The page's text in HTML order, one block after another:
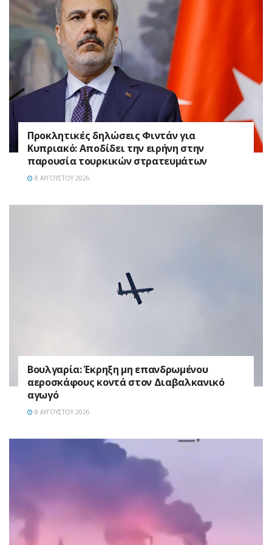
Προκλητικές δηλώσεις Φιντάν για
Κυπριακό: Αποδίδει την ειρήνη στην
παρουσία τουρκικών στρατευμάτων
8 ΑΥΓΟΎΣΤΟΥ 2026
Βουλγαρία: Έκρηξη μη επανδρωμένου
αεροσκάφους κοντά στον Διαβαλκανικό
αγωγό
8 ΑΥΓΟΎΣΤΟΥ 2026